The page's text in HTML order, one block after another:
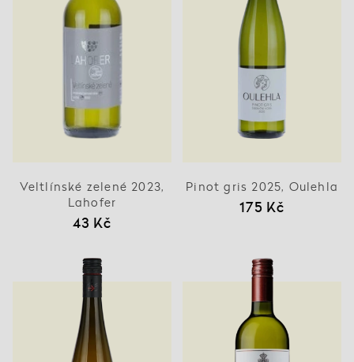
Veltlínské zelené 2023,
Lahofer
43 Kč
Pinot gris 2025, Oulehla
175 Kč